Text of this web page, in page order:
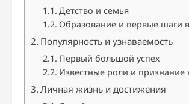
Детство и семья
Образование и первые шаги
Популярность и узнаваемость
Первый большой успех
Известные роли и признание
Личная жизнь и достижения